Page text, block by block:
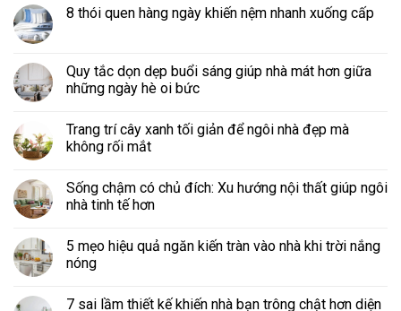
8 thói quen hàng ngày khiến nệm nhanh xuống cấp
Quy tắc dọn dẹp buổi sáng giúp nhà mát hơn giữa
những ngày hè oi bức
Trang trí cây xanh tối giản để ngôi nhà đẹp mà
không rối mắt
Sống chậm có chủ đích: Xu hướng nội thất giúp ngôi
nhà tinh tế hơn
5 mẹo hiệu quả ngăn kiến tràn vào nhà khi trời nắng
nóng
7 sai lầm thiết kế khiến nhà bạn trông chật hơn diện